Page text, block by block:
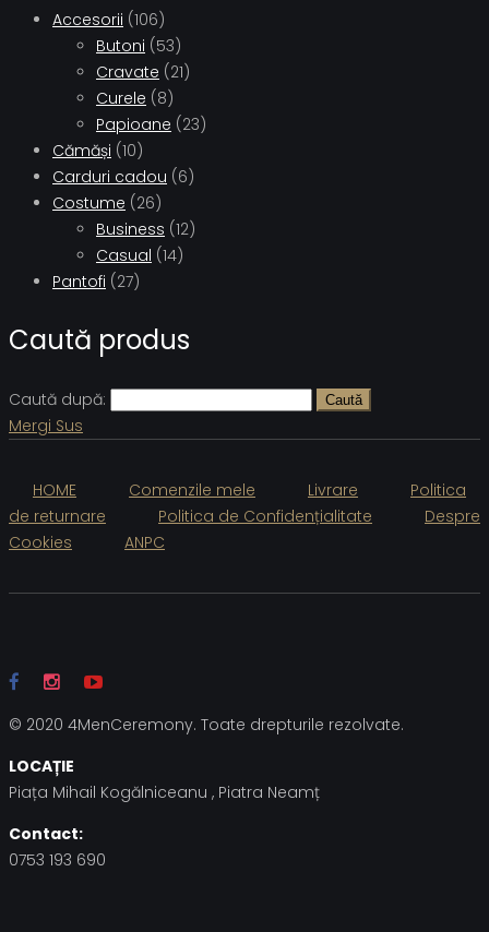
Accesorii (106)
Butoni (53)
Cravate (21)
Curele (8)
Papioane (23)
Cămăși (10)
Carduri cadou (6)
Costume (26)
Business (12)
Casual (14)
Pantofi (27)
Caută produs
Caută după: Caută
Mergi Sus
HOME Comenzile mele Livrare
Politica
de returnare
Politica de Confidențialitate
Despre
Cookies
ANPC
© 2020 4MenCeremony. Toate drepturile rezolvate.
LOCAȚIE
Piața Mihail Kogălniceanu , Piatra Neamț
Contact:
0753 193 690